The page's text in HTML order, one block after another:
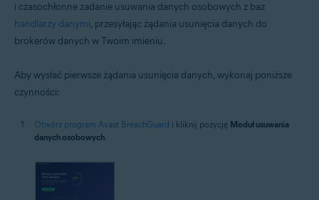
i czasochłonne zadanie usuwania danych osobowych z baz
handlarzy danymi, przesyłając żądania usunięcia danych do
brokerów danych w Twoim imieniu.
Aby wysłać pierwsze żądania usunięcia danych, wykonaj poniższe
czynności:
Otwórz program Avast BreachGuard i kliknij pozycję Moduł usuwania
danych osobowych.